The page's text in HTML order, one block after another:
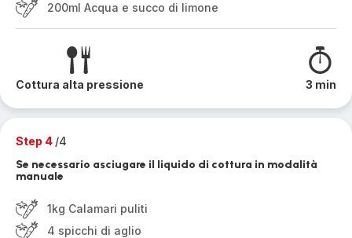
200ml Acqua e succo di limone
Cottura alta pressione 3 min
Step 4 /4
Se necessario asciugare il liquido di cottura in modalità
manuale
1kg Calamari puliti
4 spicchi di aglio